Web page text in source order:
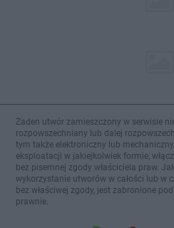
Żaden utwór zamieszczony w serwisie
rozpowszechniany lub dalej
tym także elektroniczny lub
eksploatacji w jakiejkolwiek formie,
bez pisemnej zgody właściciela praw.
wykorzystanie utworów w całości lub w
bez właściwej zgody, jest zabronione
prawnie.